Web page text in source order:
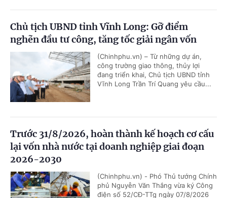
Chủ tịch UBND tỉnh Vĩnh Long: Gỡ điểm
nghẽn đầu tư công, tăng tốc giải ngân vốn
(Chinhphu.vn) – Từ những dự án,
công trường giao thông, thủy lợi
đang triển khai, Chủ tịch UBND tỉnh
Vĩnh Long Trần Trí Quang yêu cầu...
Trước 31/8/2026, hoàn thành kế hoạch cơ cấu
lại vốn nhà nước tại doanh nghiệp giai đoạn
2026-2030
(Chinhphu.vn) - Phó Thủ tướng Chính
phủ Nguyễn Văn Thắng vừa ký Công
điện số 52/CĐ-TTg ngày 07/8/2026